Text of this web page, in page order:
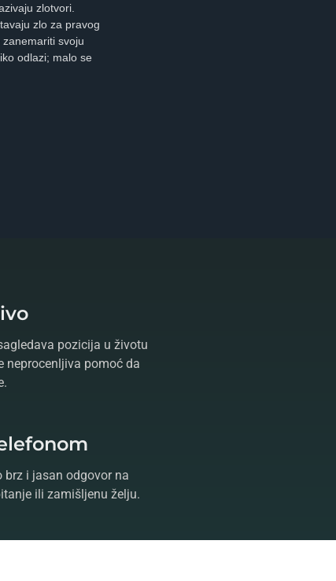
zlotvori.
zlo za pravog
svoju
odlazi; malo se
pozicija u životu
neprocenljiva pomoć da
brz i jasan odgovor na
ili zamišljenu želju.